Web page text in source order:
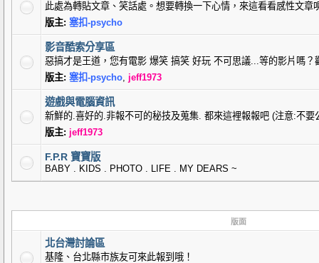
此處為轉貼文章、笑話處。想要轉換一下心情，來這看看感性文章
版主: 塞扣-psycho
影音酷索分享區
惡搞才是王道，您有電影 爆笑 搞笑 好玩 不可思議...等的影片嗎？
版主: 塞扣-psycho, jeff1973
遊戲與電腦資訊
新鮮的.喜好的.非報不可的秘技及蒐集. 都來這裡報報吧 (注意:不
版主: jeff1973
F.P.R 寶寶版
BABY . KIDS . PHOTO . LIFE . MY DEARS ~
版面
北台灣討論區
基隆、台北縣市族友可來此報到哦！